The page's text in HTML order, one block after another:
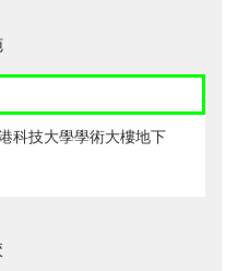
科技大學學術大樓地下